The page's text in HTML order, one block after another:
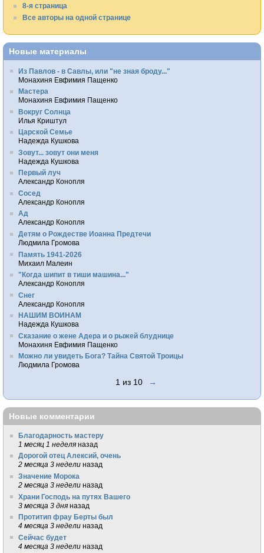
8-я страница
Все авторы на одной странице
Новые материалы
Из Павлов - в Савлы, или "не зная броду..."
Монахиня Евфимия Пащенко
Мастера
Монахиня Евфимия Пащенко
Вокруг Солнца
Илья Криштул
Царской Семье
Надежда Кушкова
Зовут... зовут они меня
Надежда Кушкова
Первый луч
Александр Конопля
Сосед
Александр Конопля
Ад
Александр Конопля
Детям о Рождестве Иоанна Предтечи
Людмила Громова
Память 1941-2026
Михаил Малеин
"Когда шипит в тиши машина..."
Александр Конопля
Снег
Александр Конопля
НАШИМ ВОИНАМ
Надежда Кушкова
Сказание о жене Адера и о рыжей блуднице
Монахиня Евфимия Пащенко
Можно ли увидеть Бога? Тайна Святой Троицы
Людмила Громова
1 из 10 →
Новые комментарии
Благодарность мастеру
1 месяц 1 неделя назад
Дорогой отец Алексий, очень
2 месяца 3 недели назад
Значение Морока
2 месяца 3 недели назад
Храни Господь на путях Вашего
3 месяца 3 дня назад
Протитип фрау Берты был
4 месяца 3 недели назад
Сейчас будет
4 месяца 3 недели назад